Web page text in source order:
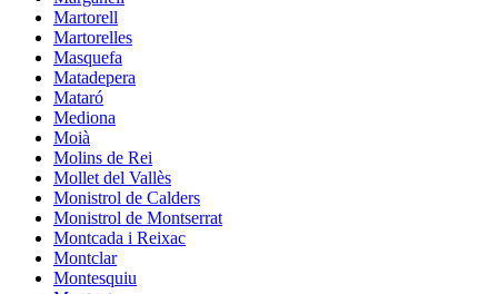
Martorell
Martorelles
Masquefa
Matadepera
Mataró
Mediona
Moià
Molins de Rei
Mollet del Vallès
Monistrol de Calders
Monistrol de Montserrat
Montcada i Reixac
Montclar
Montesquiu